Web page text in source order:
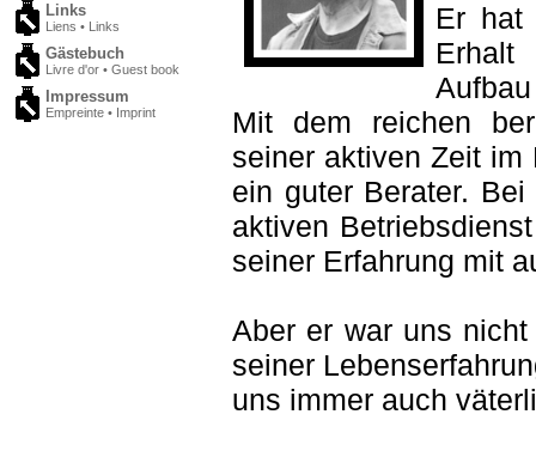
Links
Liens • Links
Gästebuch
Livre d'or • Guest book
Impressum
Empreinte • Imprint
Er hat
Erhalt
Mit dem reichen
seiner aktiven Zeit im
ein guter Berater.
aktiven
seiner Erfahrung mit
Aber er war uns
seiner
uns immer auch